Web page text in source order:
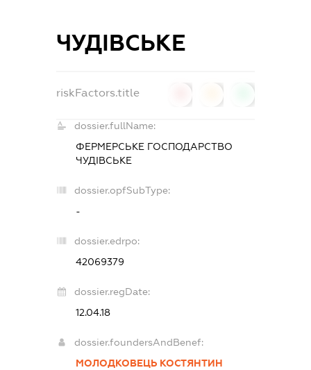
ЧУДІВСЬКЕ
riskFactors.title
dossier.fullName:
ФЕРМЕРСЬКЕ ГОСПОДАРСТВО
ЧУДІВСЬКЕ
dossier.opfSubType:
-
dossier.edrpo:
42069379
dossier.regDate:
12.04.18
dossier.foundersAndBenef:
МОЛОДКОВЕЦЬ КОСТЯНТИН